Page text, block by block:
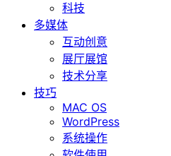
科技
多媒体
互动创意
展厅展馆
技术分享
技巧
MAC OS
WordPress
系统操作